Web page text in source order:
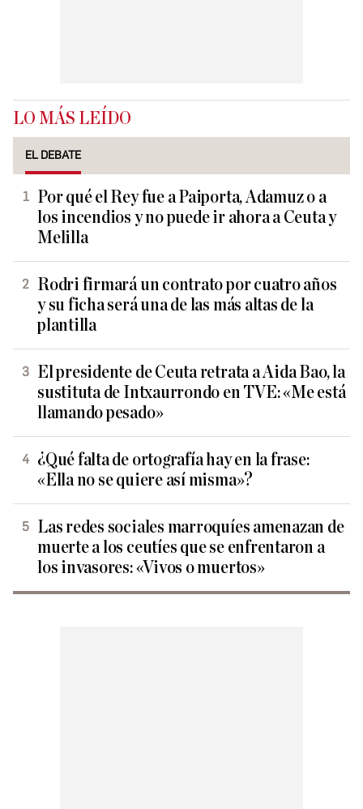
LO MÁS LEÍDO
EL DEBATE
Por qué el Rey fue a Paiporta, Adamuz o a
los incendios y no puede ir ahora a Ceuta y
Melilla
Rodri firmará un contrato por cuatro años
y su ficha será una de las más altas de la
plantilla
El presidente de Ceuta retrata a Aida Bao, la
sustituta de Intxaurrondo en TVE: «Me está
llamando pesado»
¿Qué falta de ortografía hay en la frase:
«Ella no se quiere así misma»?
Las redes sociales marroquíes amenazan de
muerte a los ceutíes que se enfrentaron a
los invasores: «Vivos o muertos»